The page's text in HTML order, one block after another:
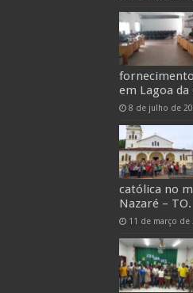
em Lagoa da
8 de julho de
católica no
Nazaré – TO.
11 de março de